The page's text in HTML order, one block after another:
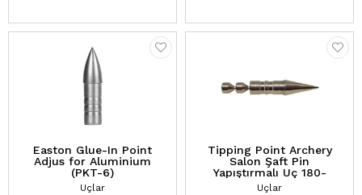
Easton Glue-In Point
Adjus for Aluminium
(PKT-6)
Uçlar
Tipping Point Archery
Salon Şaft Pin
Yapıştırmalı Uç 180-
200-220gr (PKT-12)
Uçlar